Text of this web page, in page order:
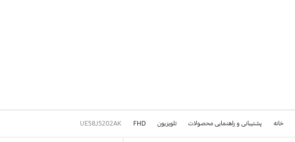
خانه پشتیبانی و راهنمایی محصولات تلویزیون FHD
UE58J5202AK